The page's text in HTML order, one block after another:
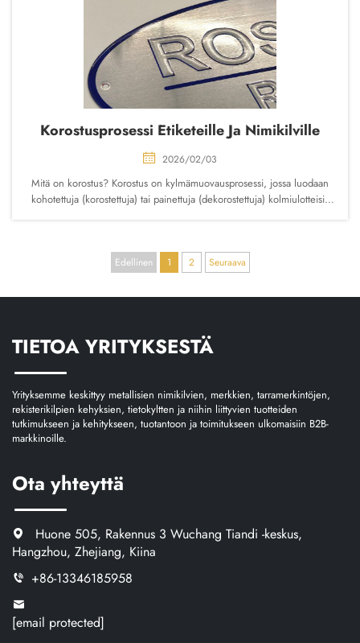
Korostusprosessi Etiketeille Ja Nimikilville
2026/02/03
Mitä on korostus? Korostus on kylmämuovausprosessi, jossa luodaan
kohotettuja (korostettuja) tai painettuja (dekorostettuja) kolmiulotteisia
Edellinen 1 2 Seuraava
TIETOA YRITYKSESTÄ
Yrityksemme keskittyy metallisien nimikilvien, merkkien, tarramerkintöjen,
rekisterikilpien kehyksien, tietokyltten ja niihin liittyvien tuotteiden
tutkimukseen ja kehitykseen, tuotantoon ja toimitukseen ulkomaisiin B2B-
markkinoille.
Ota yhteyttä
Huone 505, Rakennus 3 Wuchang Tiandi -keskus,
Hangzhou, Zhejiang, Kiina
+86-13346185958
[email protected]